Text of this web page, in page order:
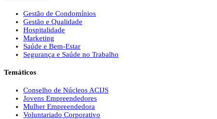
Gestão de Condomínios
Gestão e Qualidade
Hospitalidade
Marketing
Saúde e Bem-Estar
Segurança e Saúde no Trabalho
Temáticos
Conselho de Núcleos ACIJS
Jovens Empreendedores
Mulher Empreendedora
Voluntariado Corporativo